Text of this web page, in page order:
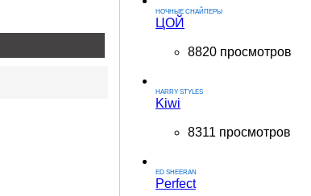
НОЧНЫЕ СНАЙПЕРЫ
ЦОЙ
8820 просмотров
HARRY STYLES
Kiwi
8311 просмотров
ED SHEERAN
Perfect